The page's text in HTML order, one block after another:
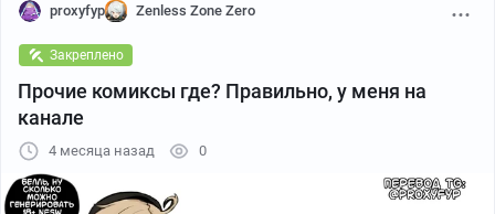
proxyfyp Zenless Zone Zero
Закреплено
Прочие комиксы где? Правильно, у меня на
канале
4 месяца назад 0